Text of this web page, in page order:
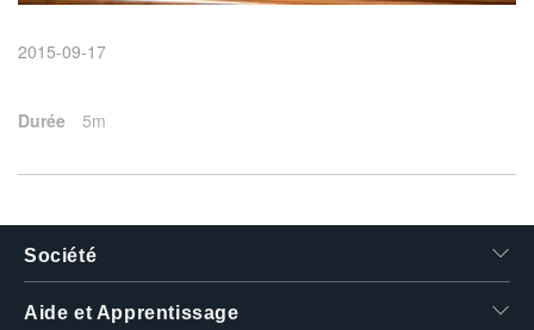
2015-09-17
Durée 5m
Société
Aide et Apprentissage